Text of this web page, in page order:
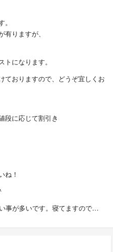
りますが、
になります。
ておりますので、どうぞ宜しくお
段に応じて割引き
ね！
事が多いです。寝てますので…